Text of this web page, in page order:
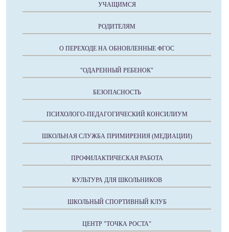
УЧАЩИМСЯ
РОДИТЕЛЯМ
О ПЕРЕХОДЕ НА ОБНОВЛЕННЫЕ ФГОС
"ОДАРЕННЫЙ РЕБЕНОК"
БЕЗОПАСНОСТЬ
ПСИХОЛОГО-ПЕДАГОГИЧЕСКИЙ КОНСИЛИУМ
ШКОЛЬНАЯ СЛУЖБА ПРИМИРЕНИЯ (МЕДИАЦИИ)
ПРОФИЛАКТИЧЕСКАЯ РАБОТА
КУЛЬТУРА ДЛЯ ШКОЛЬНИКОВ
ШКОЛЬНЫЙ СПОРТИВНЫЙ КЛУБ
ЦЕНТР "ТОЧКА РОСТА"